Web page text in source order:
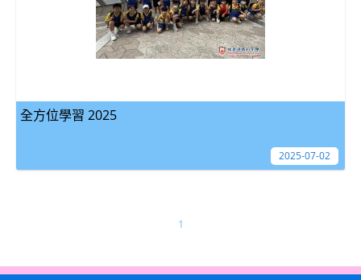
全方位學習 2025
2025-07-02
1